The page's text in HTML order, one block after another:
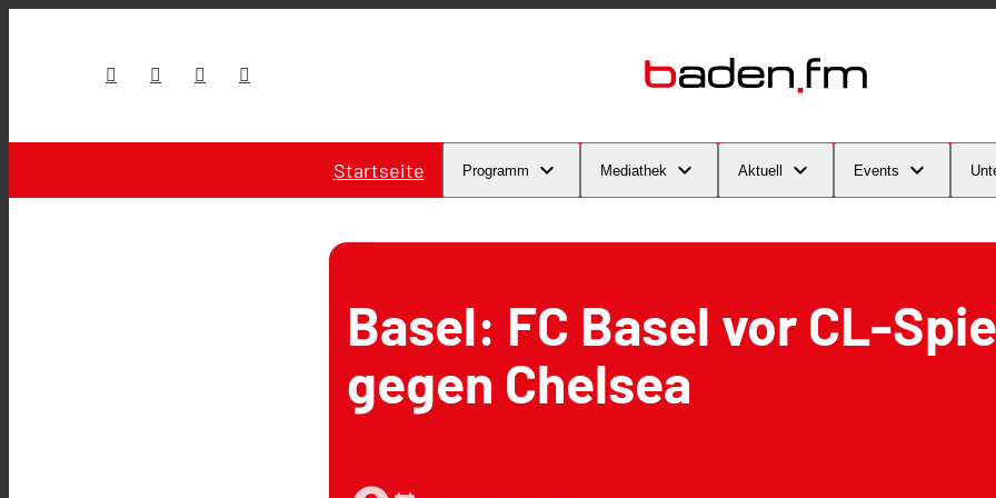
Startseite Programm Mediathek Aktuell Events
Basel: FC Basel vor CL-
gegen Chelsea